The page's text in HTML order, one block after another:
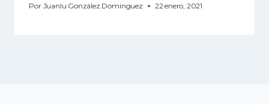
Por Juanlu González Dominguez 22 enero, 2021